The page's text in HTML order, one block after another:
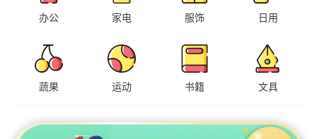
办公 家电 服饰 日用
蔬果 运动 书籍 文具